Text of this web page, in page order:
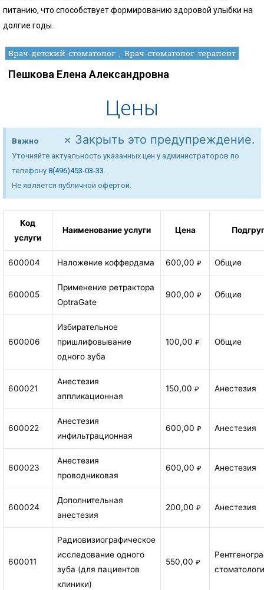
питанию, что способствует формированию здоровой улыбки на
долгие годы.
Врач-детский-стоматолог Врач-стоматолог-терапевт
Пешкова Елена Александровна
Цены
Важно
Уточняйте актуальность указанных цен у администраторов по
телефону 8(496)453-03-33.
Не является публичной офертой.
× Закрыть это предупреждение.
Код
услуги
Наименование услуги Цена
600004 Наложение коффердама 600,00 ₽ Общие
600005
Применение ретрактора
OptraGate
900,00 ₽ Общие
600006
Избирательное
пришлифовывание
одного зуба
100,00 ₽ Общие
600021
Анестезия
аппликационная
150,00 ₽ Анестезия
600022
Анестезия
инфильтрационная
600,00 ₽ Анестезия
600023
Анестезия
проводниковая
600,00 ₽ Анестезия
600024
Дополнительная
анестезия
200,00 ₽ Анестезия
600011
Радиовизиографическое
исследование одного
зуба (для пациентов
клиники)
550,00 ₽